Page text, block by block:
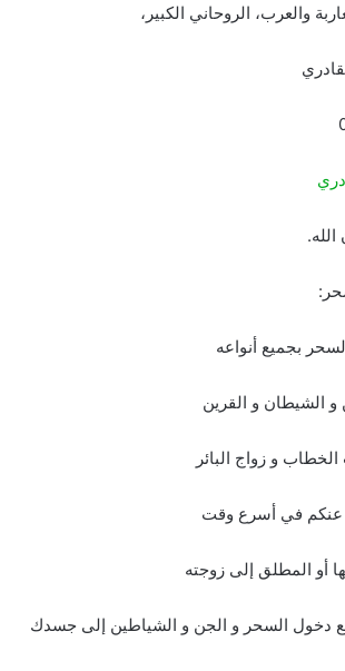
والعرب، الروحاني الكبير،
بجميع أنواعه
الشيطان و القرين
و زواج البائر
عنكم في أسرع وقت
أو المطلق إلى زوجته
دخول السحر و الجن و الشياطين إلى جسدك